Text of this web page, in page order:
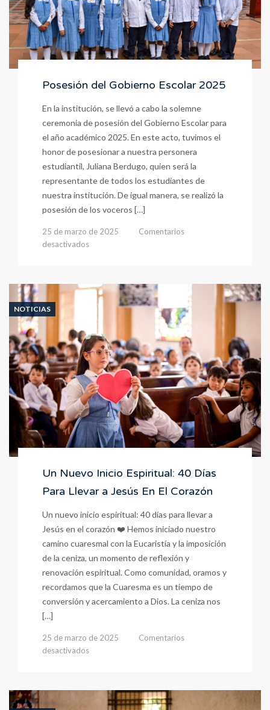
Posesión del Gobierno Escolar 2025
En la institución, se llevó a cabo la solemne
ceremonia de posesión del Gobierno Escolar para
el año académico 2025. En este acto, tuvimos el
honor de posesionar a nuestra personera
estudiantil, Juliana Berdugo, quien será la
representante de todos los estudiantes de
nuestra institución. De igual manera, se realizó la
posesión de los voceros […]
25 de marzo de 2025
Comentarios
desactivados
Escolar
2025
NOTICIAS
Un Nuevo Inicio Espiritual: 40 Días
Para Llevar a Jesús En El Corazón
Un nuevo inicio espiritual: 40 días para llevar a
Jesús en el corazón ❤️ Hemos iniciado nuestro
camino cuaresmal con la Eucaristía y la imposición
de la ceniza, un momento de reflexión y
renovación espiritual. Como comunidad, oramos y
recordamos que la Cuaresma es un tiempo de
conversión y acercamiento a Dios. La ceniza nos
[…]
25 de marzo de 2025
Comentarios
desactivados
Espiritual: